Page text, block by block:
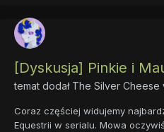
[Dyskusja] Pinkie i
temat dodał The Silver Cheese
Coraz częściej widujemy
Equestrii w serialu. Mowa